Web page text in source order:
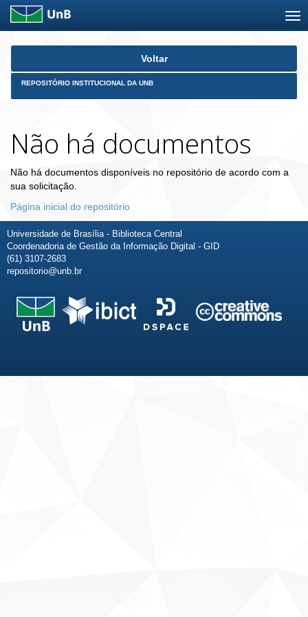
Skip
Voltar
REPOSITÓRIO INSTITUCIONAL DA UNB
Não há documentos
Não há documentos disponíveis no repositório de acordo com a
sua solicitação.
Página inicial do repositório
Universidade de Brasília - Biblioteca Central
Coordenadoria de Gestão da Informação Digital - GID
(61) 3107-2683
repositorio@unb.br